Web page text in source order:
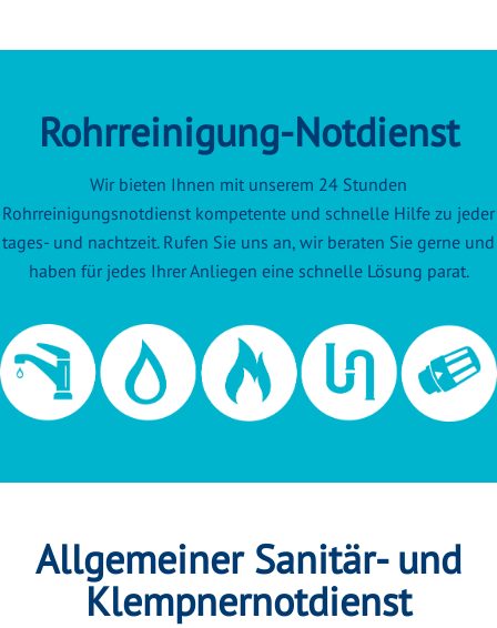
Rohrreinigung-Notdienst
Wir bieten Ihnen mit unserem 24 Stunden
Rohrreinigungsnotdienst kompetente und schnelle Hilfe zu jeder
tages- und nachtzeit. Rufen Sie uns an, wir beraten Sie gerne und
haben für jedes Ihrer Anliegen eine schnelle Lösung parat.
Allgemeiner Sanitär- und
Klempnernotdienst